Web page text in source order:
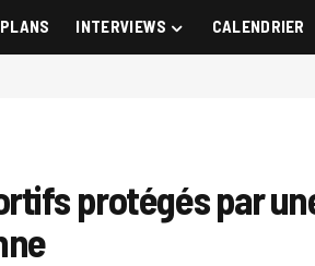
INTERVIEWS CALENDRIER
protégés par